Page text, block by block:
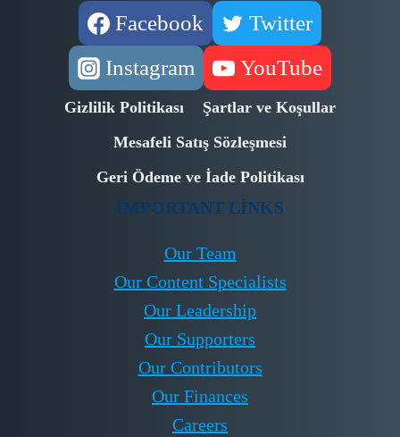
Facebook
Twitter
Instagram
YouTube
Gizlilik Politikası
Şartlar ve Koşullar
Mesafeli Satış Sözleşmesi
Geri Ödeme ve İade Politikası
IMPORTANT LINKS
Our Team
Our Content Specialists
Our Leadership
Our Supporters
Our Contributors
Our Finances
Careers